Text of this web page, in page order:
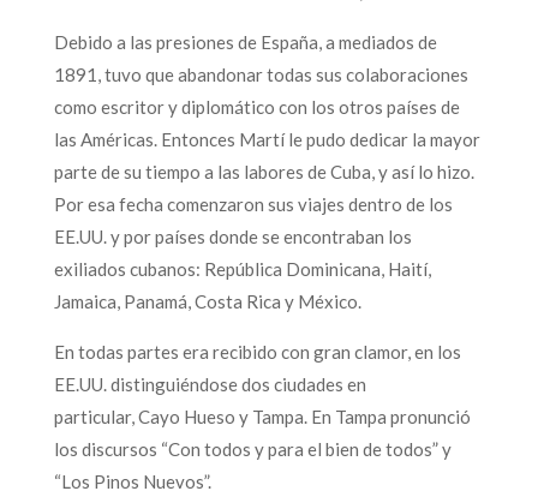
Debido a las presiones de España, a mediados de
1891, tuvo que abandonar todas sus colaboraciones
como escritor y diplomático con los otros países de
las Américas. Entonces Martí le pudo dedicar la mayor
parte de su tiempo a las labores de Cuba, y así lo hizo.
Por esa fecha comenzaron sus viajes dentro de los
EE.UU. y por países donde se encontraban los
exiliados cubanos: República Dominicana, Haití,
Jamaica, Panamá, Costa Rica y México.
En todas partes era recibido con gran clamor, en los
EE.UU. distinguiéndose dos ciudades en
particular, Cayo Hueso y Tampa. En Tampa pronunció
los discursos “Con todos y para el bien de todos” y
“Los Pinos Nuevos”.